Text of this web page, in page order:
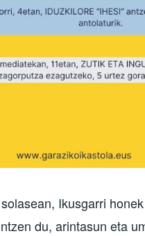
Ikusgarri
du, arintasun eta